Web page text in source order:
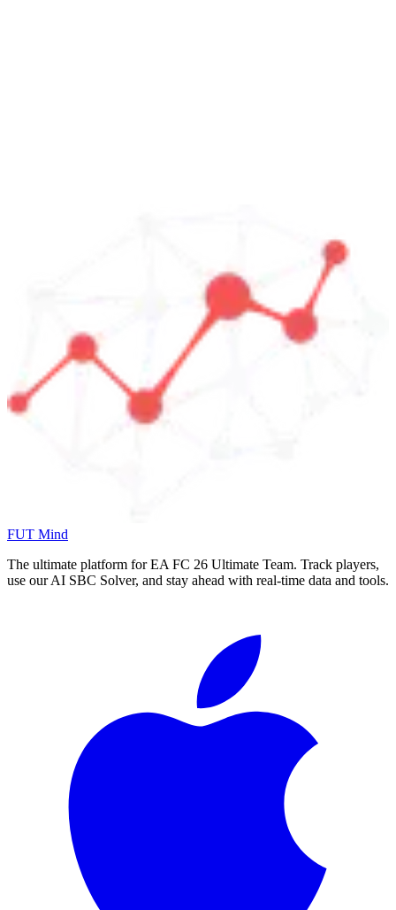
FUT Mind
The ultimate platform for EA FC 26 Ultimate Team. Track players,
use our AI SBC Solver, and stay ahead with real-time data and tools.